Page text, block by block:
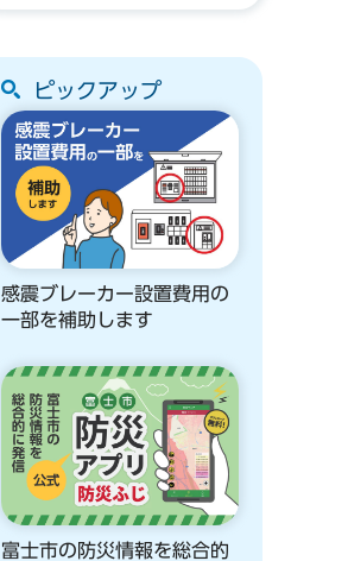
ピックアップ
感震ブレーカー設置費用の
一部を補助します
富士市の防災情報を総合的